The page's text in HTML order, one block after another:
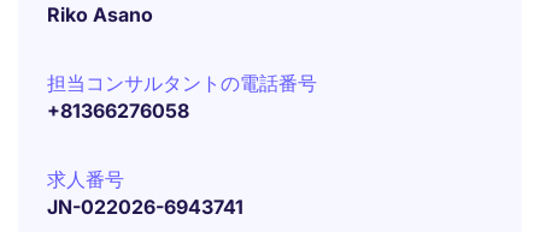
Riko Asano
担当コンサルタントの電話番号
+81366276058
求人番号
JN-022026-6943741